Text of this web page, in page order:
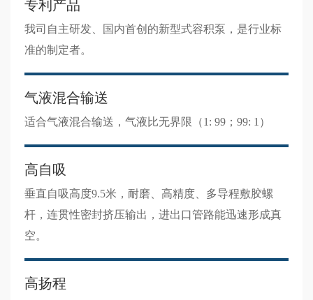
专利产品
我司自主研发、国内首创的新型式容积泵，是行业标
准的制定者。
气液混合输送
适合气液混合输送，气液比无界限（1: 99；99: 1）
高自吸
垂直自吸高度9.5米，耐磨、高精度、多导程敷胶螺
杆，连贯性密封挤压输出，进出口管路能迅速形成真
空。
高扬程